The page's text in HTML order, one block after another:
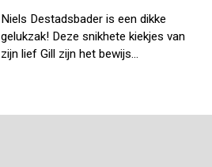
Niels Destadsbader is een dikke
gelukzak! Deze snikhete kiekjes van
zijn lief Gill zijn het bewijs...